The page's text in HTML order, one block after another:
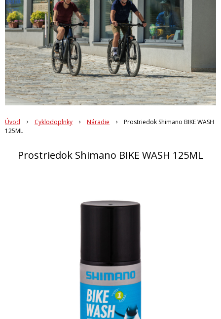
Úvod Cyklodoplnky Náradie
Prostriedok Shimano BIKE WASH
125ML
Prostriedok Shimano BIKE WASH 125ML